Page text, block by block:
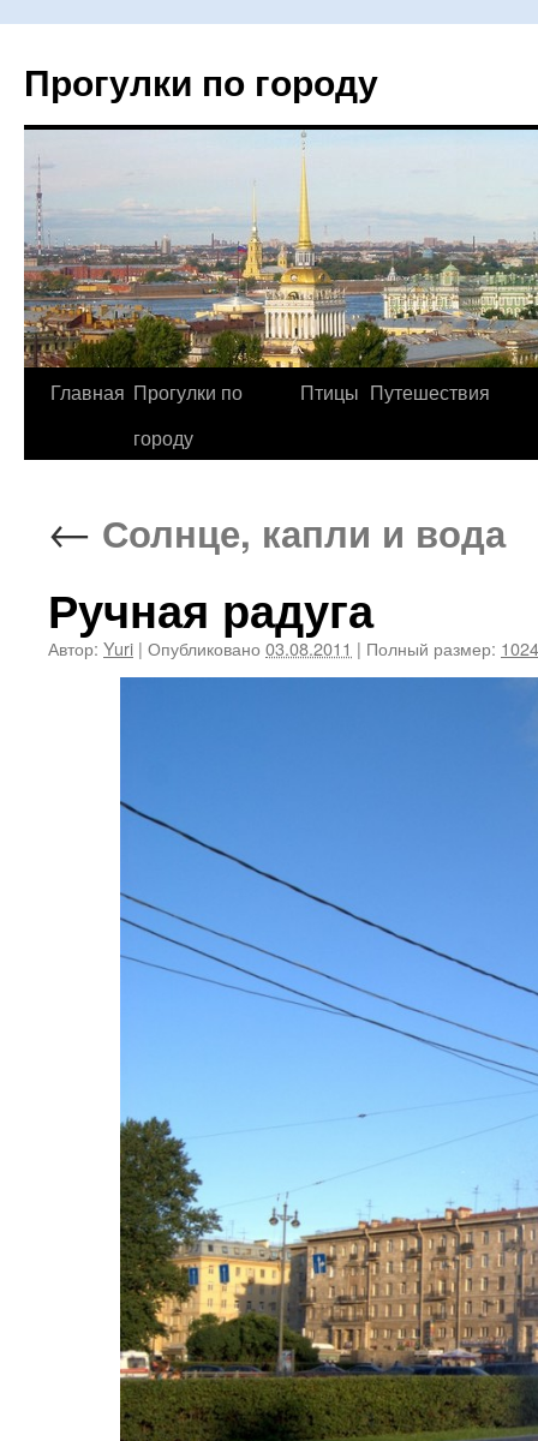
Прогулки по городу
Перейти
Главная Прогулки по
городу
Птицы Путешествия
← Солнце, капли и вода
Ручная радуга
Автор: Yuri | Опубликовано 03.08.2011 | Полный размер: